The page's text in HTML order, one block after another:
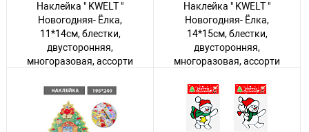
Наклейка " KWELT "
Новогодняя- Ёлка,
11*14см, блестки,
двусторонняя,
многоразовая, ассорти
выбора дизайна), пакет,
европодвес
Авторизуйтесь, чтобы
увидеть цену
Наклейка " KWELT "
Новогодняя- Ёлка,
14*15см, блестки,
двусторонняя,
многоразовая, ассорти
выбора дизайна), пакет,
европодвес
Авторизуйтесь, чтобы
увидеть цену